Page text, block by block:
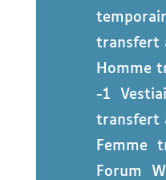
transfert
Homme
-1
transfert
Femme
Forum